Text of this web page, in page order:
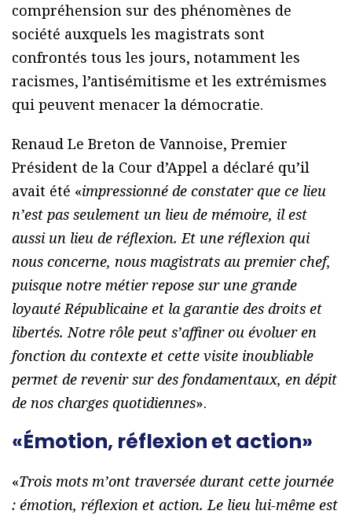
compréhension sur des phénomènes de
société auxquels les magistrats sont
confrontés tous les jours, notamment les
racismes, l’antisémitisme et les extrémismes
qui peuvent menacer la démocratie.
Renaud Le Breton de Vannoise, Premier
Président de la Cour d’Appel a déclaré qu’il
avait été «impressionné de constater que ce lieu
n’est pas seulement un lieu de mémoire, il est
aussi un lieu de réflexion. Et une réflexion qui
nous concerne, nous magistrats au premier chef,
puisque notre métier repose sur une grande
loyauté Républicaine et la garantie des droits et
libertés. Notre rôle peut s’affiner ou évoluer en
fonction du contexte et cette visite inoubliable
permet de revenir sur des fondamentaux, en dépit
de nos charges quotidiennes».
«Émotion, réflexion et action»
«Trois mots m’ont traversée durant cette journée
: émotion, réflexion et action. Le lieu lui-même est